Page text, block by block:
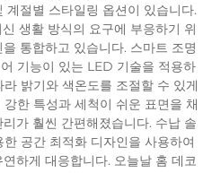
계절별 스타일링 옵션이 있습니다.
생활 방식의 요구에 부응하기 위
통합하고 있습니다. 스마트 조명
기능이 있는 LED 기술을 적용하
밝기와 색온도를 조절할 수 있게
한 특성과 세척이 쉬운 표면을 채
가 훨씬 간편해졌습니다. 수납 솔
공간 최적화 디자인을 사용하여
하게 대응합니다. 오늘날 홈 데코